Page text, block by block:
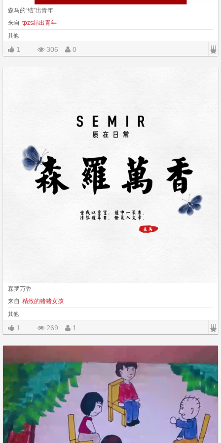
森马的“结”出青年
来自 tpzs结出青年
其他
1 306 0 |||
森罗万香
来自 精致的猪猪女孩
其他
1 269 1 |||